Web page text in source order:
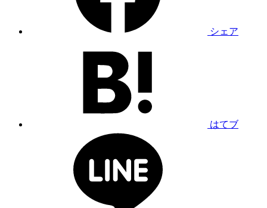
シェア
はてブ